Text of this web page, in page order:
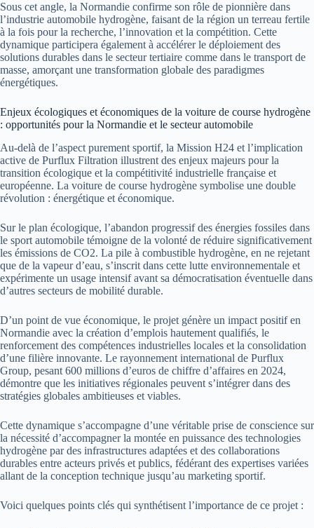
Sous cet angle, la Normandie confirme son rôle de pionnière dans
l’industrie automobile hydrogène, faisant de la région un terreau fertile
à la fois pour la recherche, l’innovation et la compétition. Cette
dynamique participera également à accélérer le déploiement des
solutions durables dans le secteur tertiaire comme dans le transport de
masse, amorçant une transformation globale des paradigmes
énergétiques.
Enjeux écologiques et économiques de la voiture de course hydrogène
: opportunités pour la Normandie et le secteur automobile
Au-delà de l’aspect purement sportif, la Mission H24 et l’implication
active de Purflux Filtration illustrent des enjeux majeurs pour la
transition écologique et la compétitivité industrielle française et
européenne. La voiture de course hydrogène symbolise une double
révolution : énergétique et économique.
Sur le plan écologique, l’abandon progressif des énergies fossiles dans
le sport automobile témoigne de la volonté de réduire significativement
les émissions de CO2. La pile à combustible hydrogène, en ne rejetant
que de la vapeur d’eau, s’inscrit dans cette lutte environnementale et
expérimente un usage intensif avant sa démocratisation éventuelle dans
d’autres secteurs de mobilité durable.
D’un point de vue économique, le projet génère un impact positif en
Normandie avec la création d’emplois hautement qualifiés, le
renforcement des compétences industrielles locales et la consolidation
d’une filière innovante. Le rayonnement international de Purflux
Group, pesant 600 millions d’euros de chiffre d’affaires en 2024,
démontre que les initiatives régionales peuvent s’intégrer dans des
stratégies globales ambitieuses et viables.
Cette dynamique s’accompagne d’une véritable prise de conscience sur
la nécessité d’accompagner la montée en puissance des technologies
hydrogène par des infrastructures adaptées et des collaborations
durables entre acteurs privés et publics, fédérant des expertises variées
allant de la conception technique jusqu’au marketing sportif.
Voici quelques points clés qui synthétisent l’importance de ce projet :